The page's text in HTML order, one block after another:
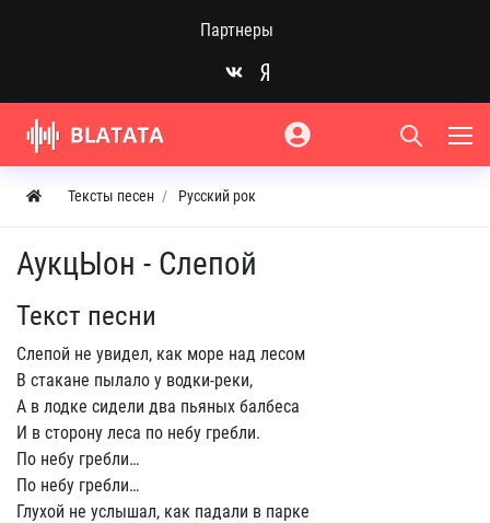
Партнеры
Тексты песен Русский рок
АукцЫон - Слепой
Текст песни
Слепой не увидел, как море над лесом
В стакане пылало у водки-реки,
А в лодке сидели два пьяных балбеса
И в сторону леса по небу гребли.
По небу гребли…
По небу гребли…
Глухой не услышал, как падали в парке